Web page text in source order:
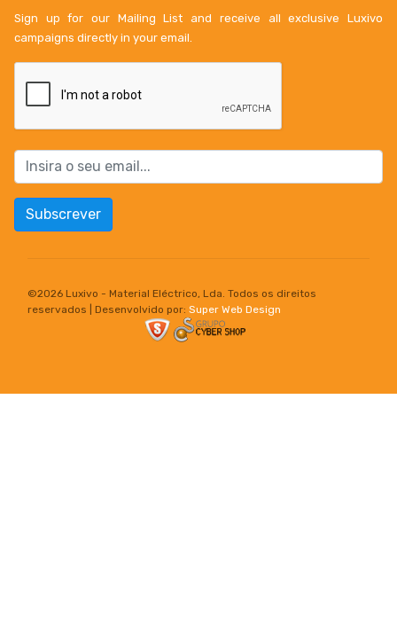
Sign up for our Mailing List and receive all exclusive Luxivo
campaigns directly in your email.
Subscrever
©2026 Luxivo - Material Eléctrico, Lda. Todos os direitos
reservados | Desenvolvido por: Super Web Design